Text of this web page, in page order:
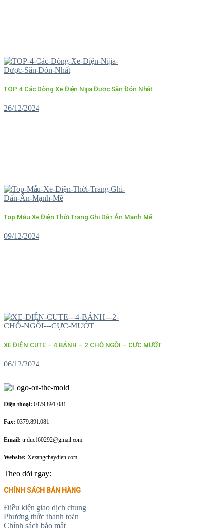
TOP 4 Các Dòng Xe Điện Nijia Được Săn Đón Nhất
26/12/2024
Top Mẫu Xe Điện Thời Trang Ghi Dấn Ấn Mạnh Mẽ
09/12/2024
XE ĐIỆN CUTE – 4 BÁNH – 2 CHỖ NGỒI – CỰC MƯỚT
06/12/2024
Điện thoại: 0379.891.081
Fax: 0379.891.081
Email: tr.duc160292@gmail.com
Website: Xexangchaydien.com
Theo dõi ngay:
CHÍNH SÁCH BÁN HÀNG
Điều kiện giao dịch chung
Phương thức thanh toán
Chính sách bảo mật